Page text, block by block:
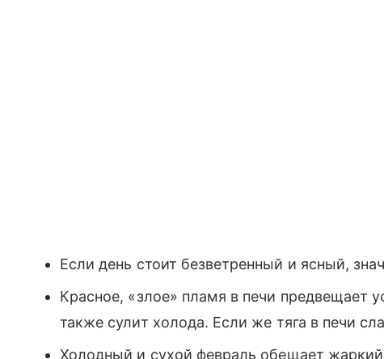
Если день стоит безветренный и ясный,
Красное, «злое» пламя в печи предвещает
также сулит холода. Если же тяга в печи
Холодный и сухой февраль обещает жаркий